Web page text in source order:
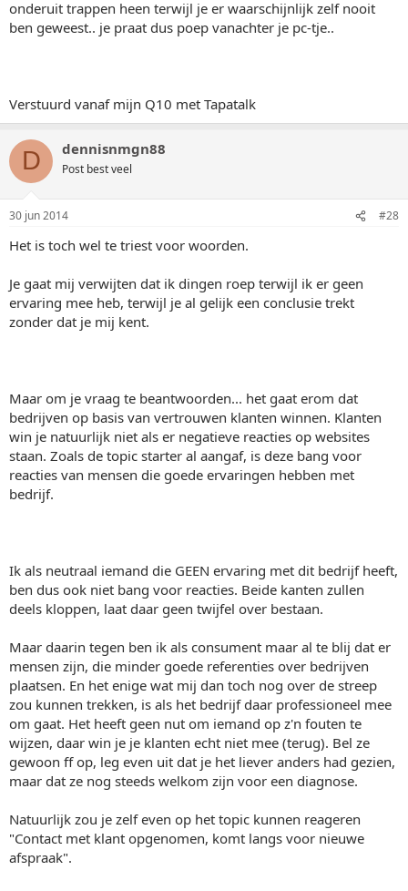
onderuit trappen heen terwijl je er waarschijnlijk zelf nooit
ben geweest.. je praat dus poep vanachter je pc-tje..
Verstuurd vanaf mijn Q10 met Tapatalk
D dennisnmgn88
Post best veel
30 jun 2014 #28
Het is toch wel te triest voor woorden.
Je gaat mij verwijten dat ik dingen roep terwijl ik er geen
ervaring mee heb, terwijl je al gelijk een conclusie trekt
zonder dat je mij kent.
Maar om je vraag te beantwoorden... het gaat erom dat
bedrijven op basis van vertrouwen klanten winnen. Klanten
win je natuurlijk niet als er negatieve reacties op websites
staan. Zoals de topic starter al aangaf, is deze bang voor
reacties van mensen die goede ervaringen hebben met
bedrijf.
Ik als neutraal iemand die GEEN ervaring met dit bedrijf heeft,
ben dus ook niet bang voor reacties. Beide kanten zullen
deels kloppen, laat daar geen twijfel over bestaan.
Maar daarin tegen ben ik als consument maar al te blij dat er
mensen zijn, die minder goede referenties over bedrijven
plaatsen. En het enige wat mij dan toch nog over de streep
zou kunnen trekken, is als het bedrijf daar professioneel mee
om gaat. Het heeft geen nut om iemand op z'n fouten te
wijzen, daar win je je klanten echt niet mee (terug). Bel ze
gewoon ff op, leg even uit dat je het liever anders had gezien,
maar dat ze nog steeds welkom zijn voor een diagnose.
Natuurlijk zou je zelf even op het topic kunnen reageren
"Contact met klant opgenomen, komt langs voor nieuwe
afspraak".